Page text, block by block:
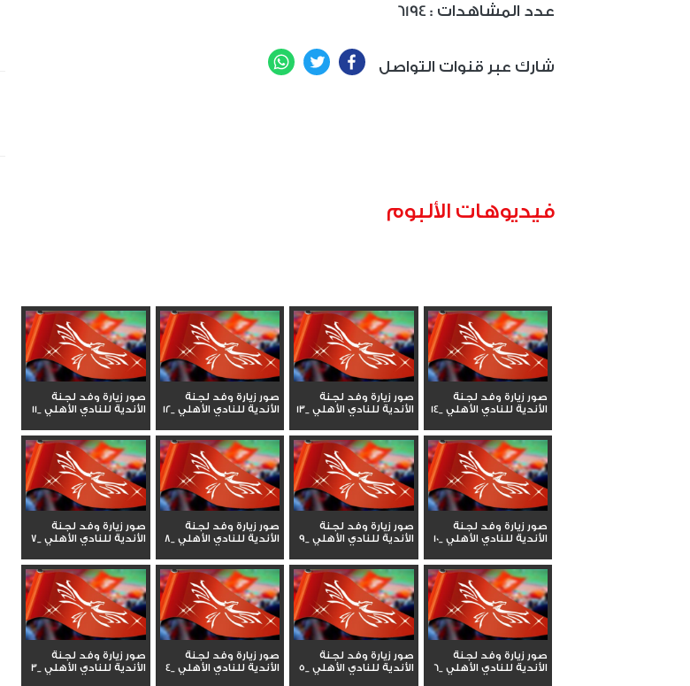
6194 : عدد المشاهدات
شارك عبر قنوات التواصل Facebook
Twitter
WhatsApp
فيديوهات الألبوم
صور زيارة وفد لجنة
الأندية للنادي الأهلي _14
صور زيارة وفد لجنة
الأندية للنادي الأهلي _13
صور زيارة وفد لجنة
الأندية للنادي الأهلي _12
صور زيارة وفد لجنة
الأندية للنادي الأهلي _11
صور زيارة وفد لجنة
الأندية للنادي الأهلي _10
صور زيارة وفد لجنة
الأندية للنادي الأهلي _9
صور زيارة وفد لجنة
الأندية للنادي الأهلي _8
صور زيارة وفد لجنة
الأندية للنادي الأهلي _7
صور زيارة وفد لجنة
الأندية للنادي الأهلي _6
صور زيارة وفد لجنة
الأندية للنادي الأهلي _5
صور زيارة وفد لجنة
الأندية للنادي الأهلي _4
صور زيارة وفد لجنة
الأندية للنادي الأهلي _3